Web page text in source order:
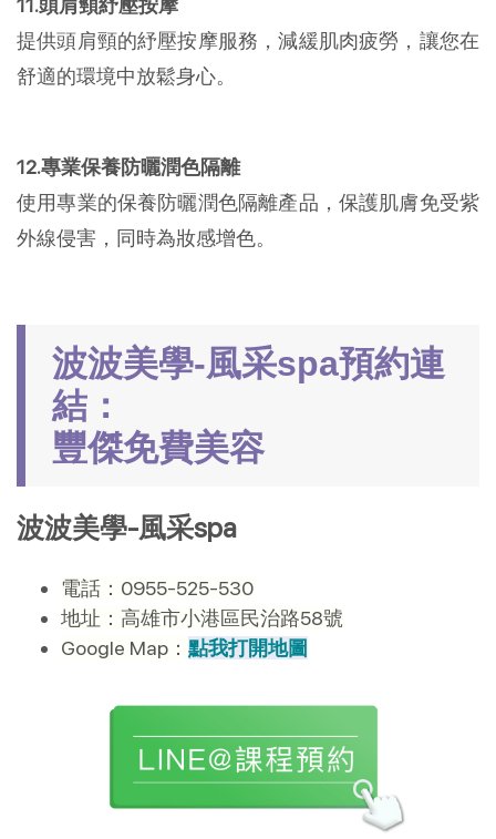
11.頭肩頸紓壓按摩
提供頭肩頸的紓壓按摩服務，減緩肌肉疲勞，讓您在
舒適的環境中放鬆身心。
12.專業保養防曬潤色隔離
使用專業的保養防曬潤色隔離產品，保護肌膚免受紫
外線侵害，同時為妝感增色。
波波美學-風采spa預約連
結：
豐傑免費美容
波波美學-風采spa
電話：0955-525-530
地址：高雄市小港區民治路58號
Google Map： 點我打開地圖